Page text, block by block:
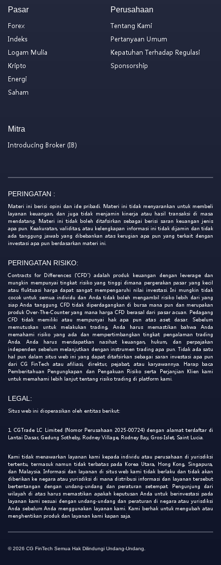
Pasar
Forex
Indeks
Logam Mulia
Kripto
Energi
Saham
Perusahaan
Tentang Kami
Pertanyaan Umum
Kepatuhan Terhadap Regulasi
Sponsorship
Mitra
Introducing Broker (IB)
PERINGATAN :
Materi ini berisi opini dan ide pribadi. Materi ini tidak menyarankan untuk membeli
layanan keuangan, dan juga tidak menjamin kinerja atau hasil transaksi di masa
mendatang. Materi ini tidak boleh ditafsirkan sebagai berisi saran keuangan jenis
apa pun. Keakuratan, validitas, atau kelengkapan informasi ini tidak dijamin dan tidak
ada tanggung jawab yang dibebankan atas kerugian apa pun yang terkait dengan
investasi apa pun berdasarkan materi ini.
PERINGATAN RISIKO:
Contracts for Differences ('CFD') adalah produk keuangan dengan leverage dan
mungkin mempunyai tingkat risiko yang tinggi dimana pergerakan pasar yang kecil
atau fluktuasi harga dapat sangat mempengaruhi nilai investasi. Ini mungkin tidak
cocok untuk semua individu dan Anda tidak boleh mengambil risiko lebih dari yang
siap Anda tanggung. CFD tidak diperdagangkan di bursa mana pun dan merupakan
produk Over-The-Counter yang mana harga CFD berasal dari pasar acuan. Pedagang
CFD tidak memiliki atau mempunyai hak apa pun atas aset dasar. Sebelum
memutuskan untuk melakukan trading, Anda harus memastikan bahwa Anda
memahami risiko yang ada dan mempertimbangkan tingkat pengalaman trading
Anda. Anda harus mendapatkan nasihat keuangan, hukum, dan perpajakan
independen sebelum melanjutkan dengan instrumen trading apa pun. Tidak ada satu
hal pun dalam situs web ini yang dapat ditafsirkan sebagai saran investasi apa pun
dari CG FinTech atau afiliasi, direktur, pejabat, atau karyawannya. Harap baca
Pemberitahuan Pengungkapan dan Pengakuan Risiko serta Perjanjian Klien kami
untuk memahami lebih lanjut tentang risiko trading di platform kami.
LEGAL:
Situs web ini dioperasikan oleh entitas berikut:
1. CGTrade LC Limited (Nomor Perusahaan 2025-00724) dengan alamat terdaftar di
Lantai Dasar, Gedung Sotheby, Rodney Village, Rodney Bay, Gros-Islet, Saint Lucia.
Kami tidak menawarkan layanan kami kepada individu atau perusahaan di yurisdiksi
tertentu, termasuk namun tidak terbatas pada Korea Utara, Hong Kong, Singapura,
dan Malaysia. Informasi dan layanan di situs web kami tidak berlaku dan tidak akan
diberikan ke negara atau yurisdiksi di mana distribusi informasi dan layanan tersebut
bertentangan dengan undang-undang dan peraturan setempat. Pengunjung dari
wilayah di atas harus memastikan apakah keputusan Anda untuk berinvestasi pada
layanan kami sesuai dengan undang-undang dan peraturan di negara atau yurisdiksi
Anda sebelum Anda menggunakan layanan kami. Kami berhak untuk mengubah atau
menghentikan produk dan layanan kami kapan saja.
© 2026 CG FinTech Semua Hak Dilindungi Undang-Undang.